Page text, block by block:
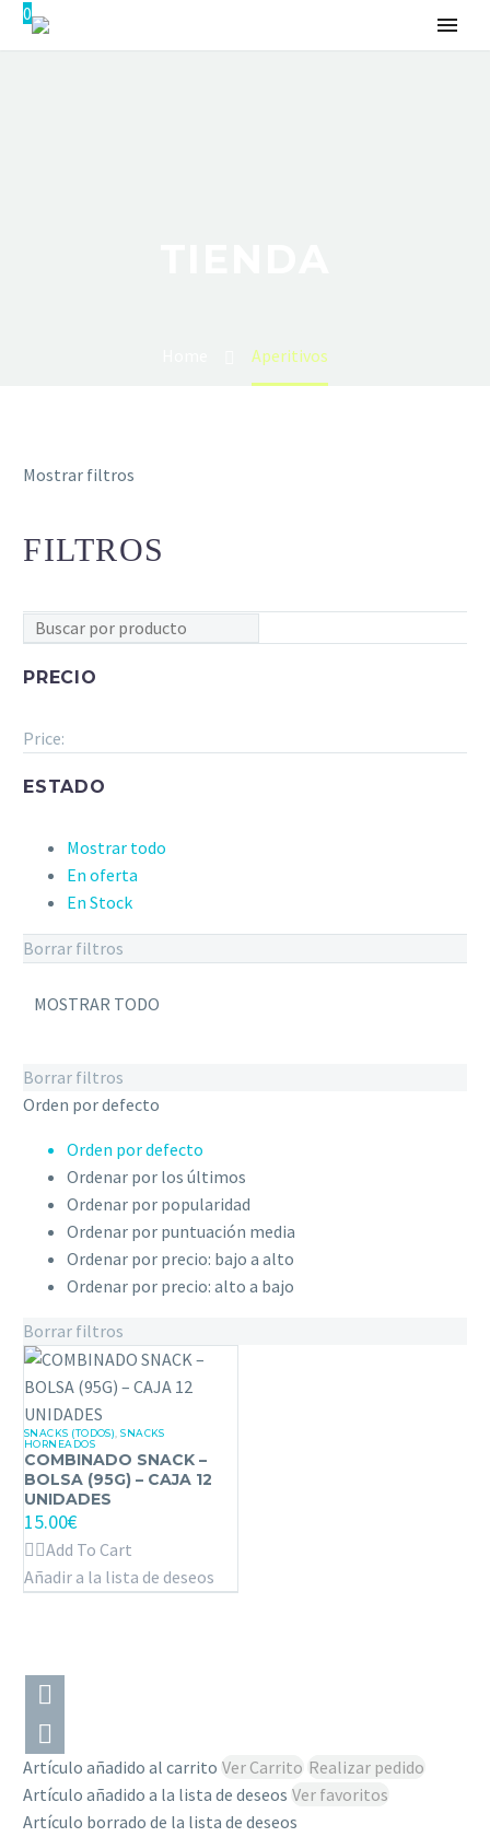
0
Aperitivos
Mostrar filtros
FILTROS
PRECIO
Price:
ESTADO
Mostrar todo
En oferta
En Stock
Borrar filtros
MOSTRAR TODO
Borrar filtros
Orden por defecto
Orden por defecto
Ordenar por los últimos
Ordenar por popularidad
Ordenar por puntuación media
Ordenar por precio: bajo a alto
Ordenar por precio: alto a bajo
Borrar filtros
COMBINADO
SNACK
–
BOLSA
(95G)
–
SNACKS (TODOS),SNACKS
HORNEADOS
COMBINADO SNACK –
BOLSA (95G) – CAJA 12
UNIDADES
15.00€
Add To Cart
Añadir a la lista de deseos
Artículo añadido al carrito Ver Carrito Realizar pedido
Artículo añadido a la lista de deseos Ver favoritos
Artículo borrado de la lista de deseos